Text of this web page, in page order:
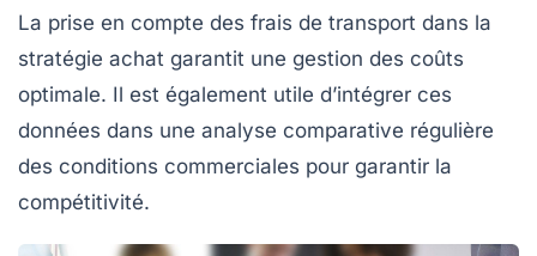
La prise en compte des frais de transport dans la
stratégie achat garantit une gestion des coûts
optimale. Il est également utile d’intégrer ces
données dans une analyse comparative régulière
des conditions commerciales pour garantir la
compétitivité.